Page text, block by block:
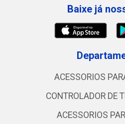
Baixe já
ACESSORIOS
CONTROLADOR DE
ACESSORIOS